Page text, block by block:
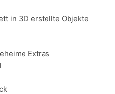
in 3D erstellte Objekte
Extras